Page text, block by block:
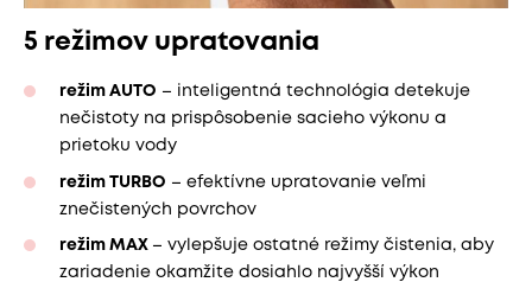
5 režimov upratovania
režim AUTO – inteligentná technológia detekuje
nečistoty na prispôsobenie sacieho výkonu a
prietoku vody
režim TURBO – efektívne upratovanie veľmi
znečistených povrchov
režim MAX – vylepšuje ostatné režimy čistenia, aby
zariadenie okamžite dosiahlo najvyšší výkon